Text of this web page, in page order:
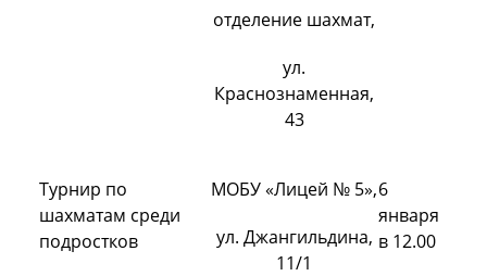
отделение шахмат,
ул.
Краснознаменная,
43
Турнир по
шахматам среди
подростков
МОБУ «Лицей № 5»,
ул. Джангильдина,
11/1
6
января
в 12.00